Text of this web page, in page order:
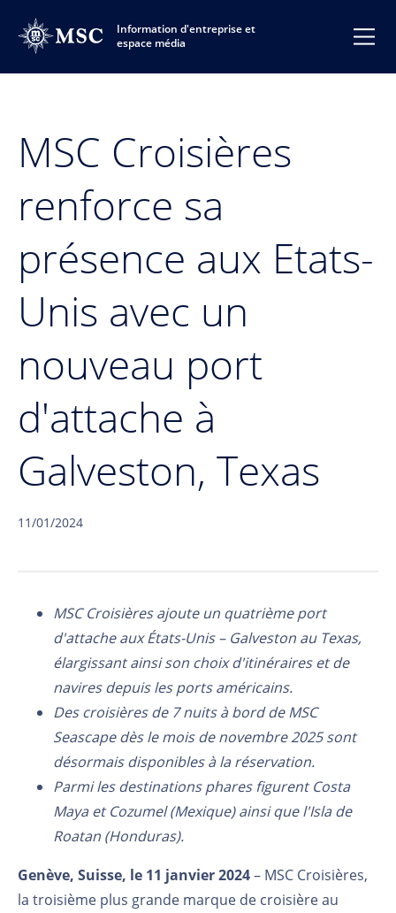
Information d'entreprise et
espace média
MSC Croisières
renforce sa
présence aux Etats-
Unis avec un
nouveau port
d'attache à
Galveston, Texas
11/01/2024
MSC Croisières ajoute un quatrième port
d'attache aux États-Unis – Galveston au Texas,
élargissant ainsi son choix d'itinéraires et de
navires depuis les ports américains.
Des croisières de 7 nuits à bord de MSC
Seascape dès le mois de novembre 2025 sont
désormais disponibles à la réservation.
Parmi les destinations phares figurent Costa
Maya et Cozumel (Mexique) ainsi que l'Isla de
Roatan (Honduras).
Genève, Suisse, le 11 janvier 2024– MSC Croisières,
la troisième plus grande marque de croisière au